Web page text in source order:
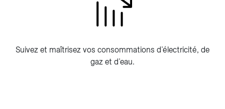
Suivez et maîtrisez vos consommations d’électricité, de
gaz et d’eau.